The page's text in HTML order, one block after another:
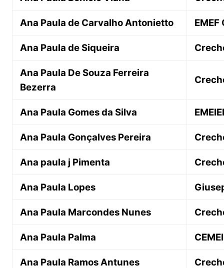
Ana Paula de Carvalho Antonietto
Ana Paula de Siqueira
Ana Paula De Souza Ferreira
Bezerra
Ana Paula Gomes da Silva
Ana Paula Gonçalves Pereira
Ana paula j Pimenta
Ana Paula Lopes
Ana Paula Marcondes Nunes
Ana Paula Palma
Ana Paula Ramos Antunes